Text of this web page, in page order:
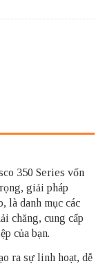
350 Series vốn
giải pháp
là danh mục các
chăng, cung cấp
của bạn.
ra sự linh hoạt, dễ